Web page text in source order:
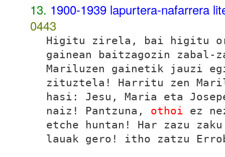
13. 1900-1939 lapurtera-nafarrera
0443
Higitu zirela, bai higitu
gainean baitzagozin zabal-
Mariluzen gainetik jauzi
zituztela! Harritu zen
hasi: Jesu, Maria eta
naiz! Pantzuna, othoi ez
etche huntan! Har zazu
lauak gero!
itho zatzu